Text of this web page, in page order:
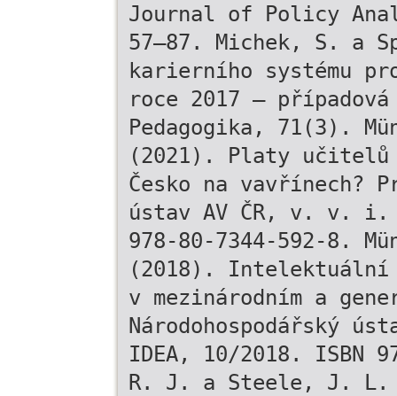
Journal of Policy
57–87. Michek, S. a
karierního systému
roce 2017 –
Pedagogika, 71(3).
(2021). Platy učitelů
Česko na vavřínech?
ústav AV ČR, v. v. i.
978-80-7344-592-8.
(2018). Intelektuální
v mezinárodním a
Národohospodářský
IDEA, 10/2018. ISBN
R. J. a Steele, J. L.